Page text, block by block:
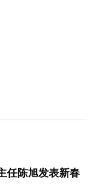
任陈旭发表新春